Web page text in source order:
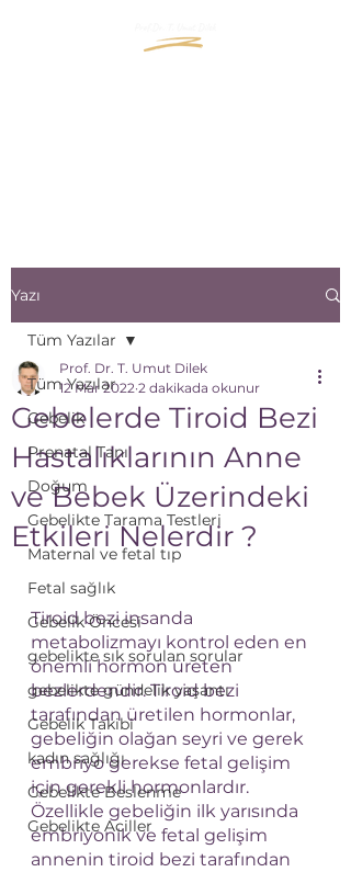
Yazı
Tüm Yazılar
Gebelik
Prenatal Tanı
Doğum
Gebelikte Tarama Testleri
Maternal ve fetal tıp
Fetal sağlık
Gebelik Öncesi
gebelikte sık sorulan sorular
gebelikte gündelik yaşantı
Gebelik Takibi
kadın sağlığı
Gebelikte Beslenme
Gebelikte Aciller
Tüm Yazılar
Gebelerde Tiroid Bezi
Hastalıklarının Anne
ve Bebek Üzerindeki
Etkileri Nelerdir ?
Prof. Dr. T. Umut Dilek
12 Mar 2022 2 dakikada okunur
Tiroid bezi insanda
metabolizmayı kontrol eden en
önemli hormon üreten
bezlerdendir. Tiroid bezi
tarafından üretilen hormonlar,
gebeliğin olağan seyri ve gerek
embriyo gerekse fetal gelişim
için gerekli hormonlardır.
Özellikle gebeliğin ilk yarısında
embriyonik ve fetal gelişim
annenin tiroid bezi tarafından